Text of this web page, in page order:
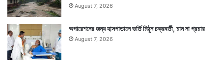
August 7, 2026
অপারেশনের জন্য হাসপাতালে ভর্তি মিঠুন চক্রবর্তী, চান না প্রচার
August 7, 2026